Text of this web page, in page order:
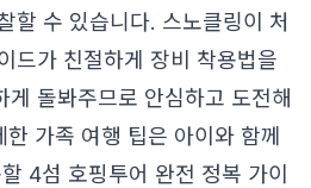
할 수 있습니다. 스노클링이 처
드가 친절하게 장비 착용법을
게 돌봐주므로 안심하고 도전해
한 가족 여행 팁은 아이와 함께
4섬 호핑투어 완전 정복 가이